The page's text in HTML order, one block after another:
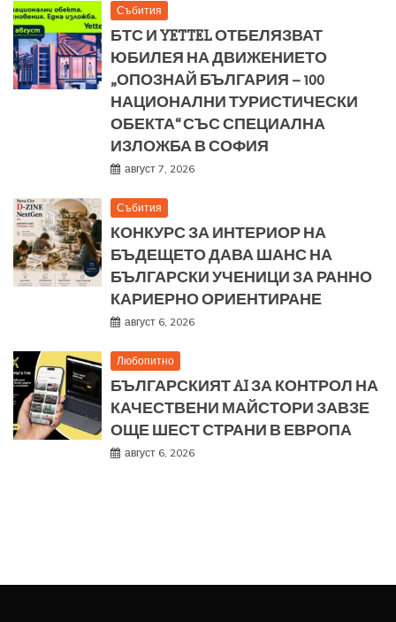
Събития
БТС И YETTEL ОТБЕЛЯЗВАТ
ЮБИЛЕЯ НА ДВИЖЕНИЕТО
„ОПОЗНАЙ БЪЛГАРИЯ – 100
НАЦИОНАЛНИ ТУРИСТИЧЕСКИ
ОБЕКТА“ СЪС СПЕЦИАЛНА
ИЗЛОЖБА В СОФИЯ
август 7, 2026
Събития
КОНКУРС ЗА ИНТЕРИОР НА
БЪДЕЩЕТО ДАВА ШАНС НА
БЪЛГАРСКИ УЧЕНИЦИ ЗА РАННО
КАРИЕРНО ОРИЕНТИРАНЕ
август 6, 2026
Любопитно
БЪЛГАРСКИЯТ AI ЗА КОНТРОЛ НА
КАЧЕСТВЕНИ МАЙСТОРИ ЗАВЗЕ
ОЩЕ ШЕСТ СТРАНИ В ЕВРОПА
август 6, 2026